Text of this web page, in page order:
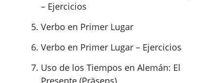
– Ejercicios
Verbo en Primer Lugar
Verbo en Primer Lugar – Ejercicios
Uso de los Tiempos en Alemán: El
Presente (Präsens)